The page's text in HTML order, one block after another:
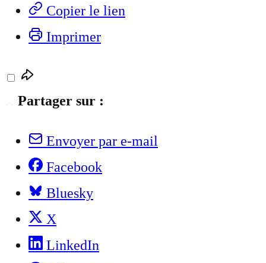
Copier le lien
Imprimer
Partager sur :
Envoyer par e-mail
Facebook
Bluesky
X
LinkedIn